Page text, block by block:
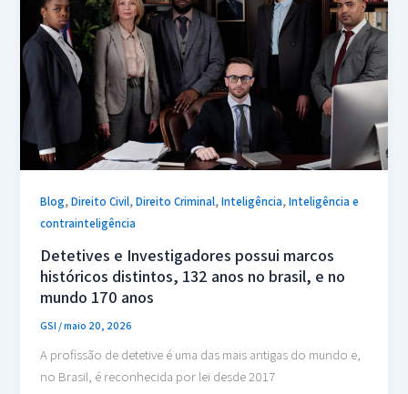
Blog,Direito Civil,Direito Criminal,Inteligência,Inteligência e
contrainteligência
Detetives e Investigadores possui marcos
históricos distintos, 132 anos no brasil, e no
mundo 170 anos
GSI /maio 20, 2026
A profissão de detetive é uma das mais antigas do mundo e,
no Brasil, é reconhecida por lei desde 2017